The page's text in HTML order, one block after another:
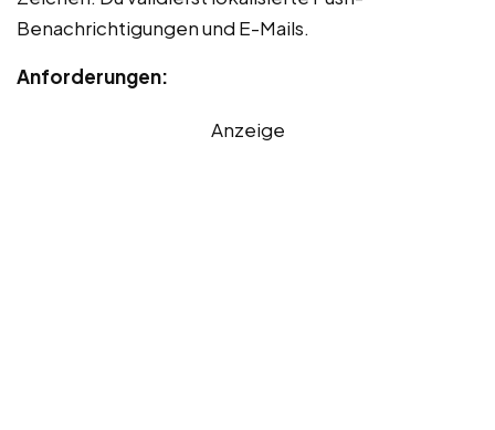
Benachrichtigungen und E-Mails.
Anforderungen:
Anzeige